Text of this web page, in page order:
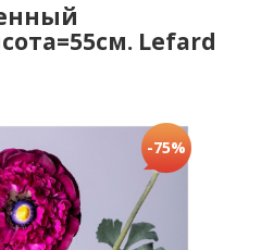
Lefard
-75%